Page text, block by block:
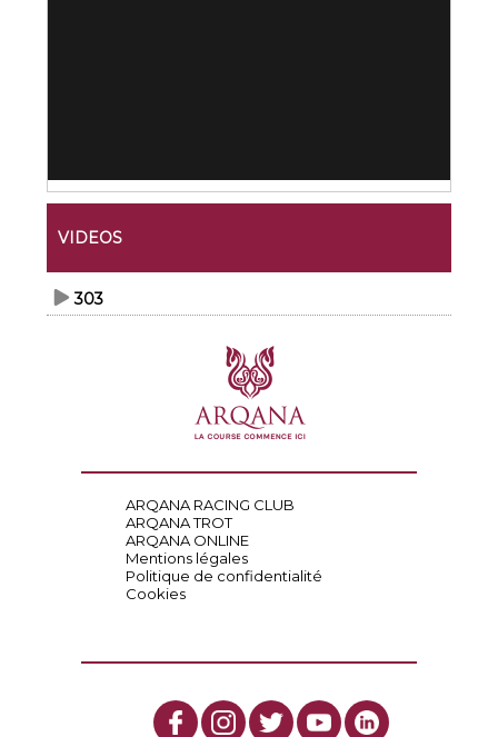
VIDEOS
303
ARQANA RACING CLUB
ARQANA TROT
ARQANA ONLINE
Mentions légales
Politique de confidentialité
Cookies